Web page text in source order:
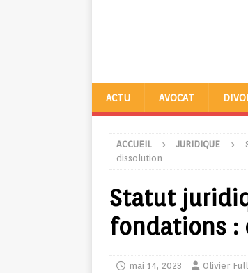
ACTU AVOCAT
ACCUEIL JURIDIQUE
dissolution
Statut
fondations :
mai 14, 2023 Olivier